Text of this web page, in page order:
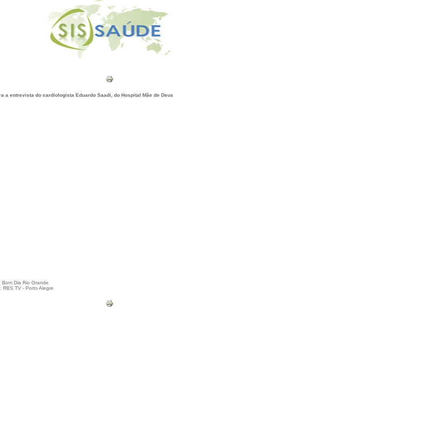
a entrevista do cardiologista Eduardo Saadi, do Hospital Mãe de Deus
Bom Dia Rio Grande
RBS TV - Porto Alegre